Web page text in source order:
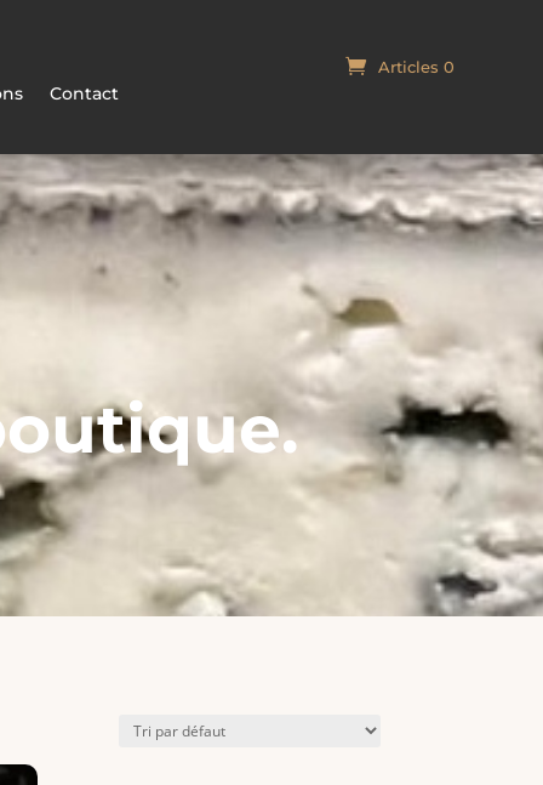
Contact
Articles 0